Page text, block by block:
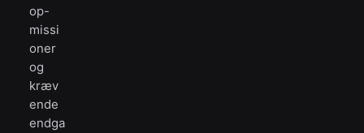
op-
missi
oner
og
kræv
ende
endga